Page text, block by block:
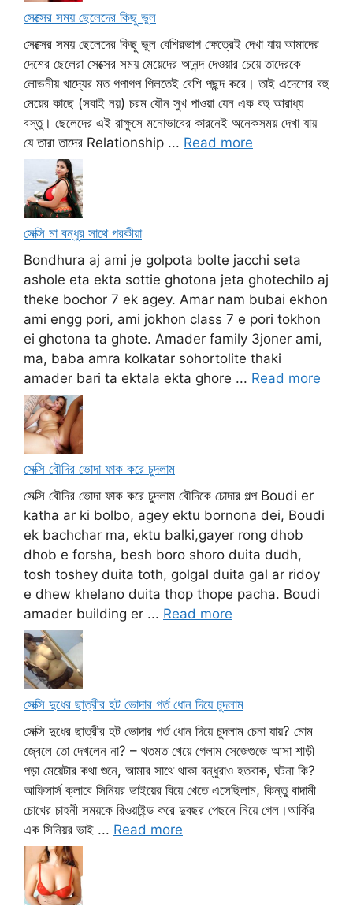
সেক্সের সময় ছেলেদের কিছু ভুল
সেক্সের সময় ছেলেদের কিছু ভুল বেশিরভাগ ক্ষেত্রেই দেখা যায় আমাদের
দেশের ছেলেরা সেক্সের সময় মেয়েদের আনন্দ দেওয়ার চেয়ে তাদেরকে
লোভনীয় খাদ্যের মত গপাগপ গিলতেই বেশি পছন্দ করে। তাই এদেশের বহু
মেয়ের কাছে (সবাই নয়) চরম যৌন সুখ পাওয়া যেন এক বহু আরাধ্য
বস্তু। ছেলেদের এই রাক্ষুসে মনোভাবের কারনেই অনেকসময় দেখা যায়
যে তারা তাদের Relationship ... Read more
সেক্সি মা বন্ধুর সাথে পরকীয়া
Bondhura aj ami je golpota bolte jacchi seta
ashole eta ekta sottie ghotona jeta ghotechilo aj
theke bochor 7 ek agey. Amar nam bubai ekhon
ami engg pori, ami jokhon class 7 e pori tokhon
ei ghotona ta ghote. Amader family 3joner ami,
ma, baba amra kolkatar sohortolite thaki
amader bari ta ektala ekta ghore ... Read more
সেক্সি বৌদির ভোদা ফাক করে চুদলাম
সেক্সি বৌদির ভোদা ফাক করে চুদলাম বৌদিকে চোদার গল্প Boudi er
katha ar ki bolbo, agey ektu bornona dei, Boudi
ek bachchar ma, ektu balki,gayer rong dhob
dhob e forsha, besh boro shoro duita dudh,
tosh toshey duita toth, golgal duita gal ar ridoy
e dhew khelano duita thop thope pacha. Boudi
amader building er ... Read more
সেক্সি দুধের ছাত্রীর হট ভোদার গর্ত ধোন দিয়ে চুদলাম
সেক্সি দুধের ছাত্রীর হট ভোদার গর্ত ধোন দিয়ে চুদলাম চেনা যায়? মোম
জ্বেলে তো দেখলেন না? – থতমত খেয়ে গেলাম সেজেগুজে আসা শাড়ী
পড়া মেয়েটার কথা শুনে, আমার সাথে থাকা বন্ধুরাও হতবাক, ঘটনা কি?
আফিসার্স ক্লাবে সিনিয়র ভাইয়ের বিয়ে খেতে এসেছিলাম, কিন্তু বাদামী
চোখের চাহনী সময়কে রিওয়াইন্ড করে দুবছর পেছনে নিয়ে গেল।আর্কির
এক সিনিয়র ভাই ... Read more